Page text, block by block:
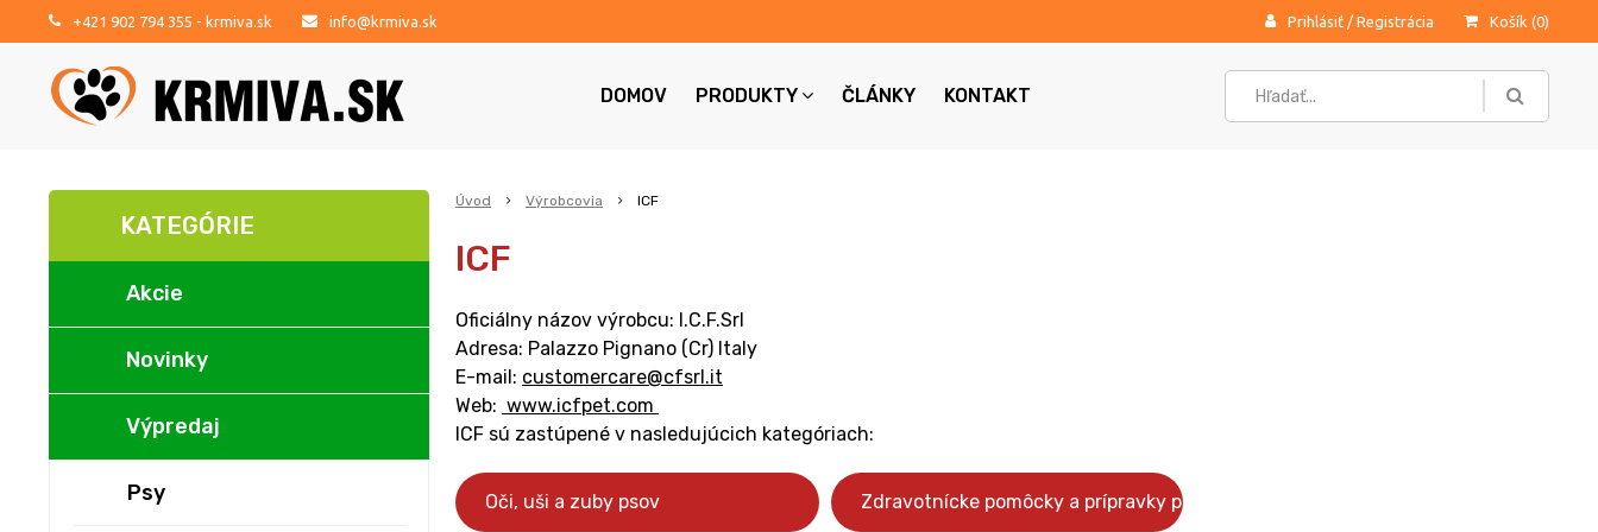
+421 902 794 355 - krmiva.sk info@krmiva.sk Prihlásiť / Registrácia Košík (0)
DOMOV PRODUKTY ČLÁNKY KONTAKT
Úvod Výrobcovia ICF
ICF
Oficiálny názov výrobcu: I.C.F.Srl
Adresa: Palazzo Pignano (Cr) Italy
E-mail: customercare@cfsrl.it
Web: www.icfpet.com
ICF sú zastúpené v nasledujúcich kategóriach:
Oči, uši a zuby psov Zdravotnícke pomôcky a prípravky pre psov
KATEGÓRIE
Akcie
Novinky
Výpredaj
Psy